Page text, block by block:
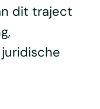
dit traject